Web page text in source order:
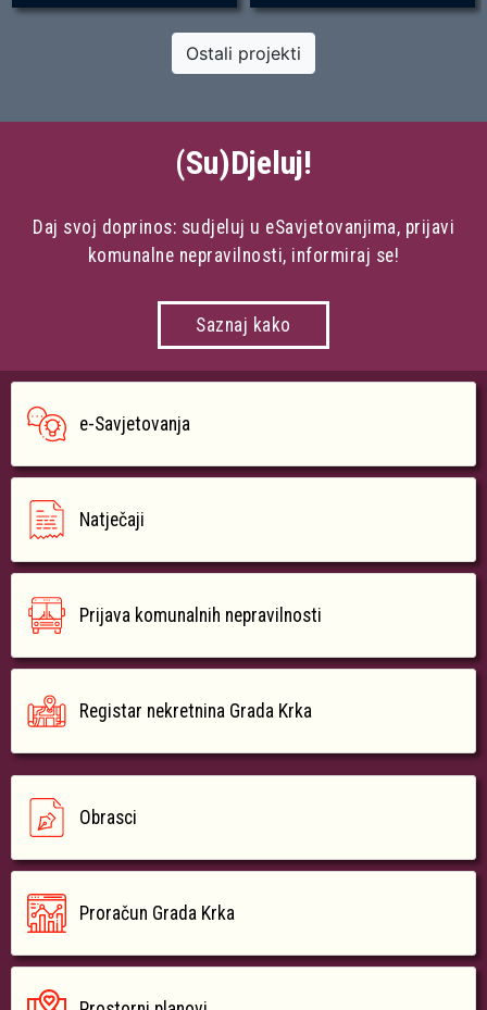
Ostali projekti
(Su)Djeluj!
Daj svoj doprinos: sudjeluj u eSavjetovanjima, prijavi
komunalne nepravilnosti, informiraj se!
Saznaj kako
e-Savjetovanja
Natječaji
Prijava komunalnih nepravilnosti
Registar nekretnina Grada Krka
Obrasci
Proračun Grada Krka